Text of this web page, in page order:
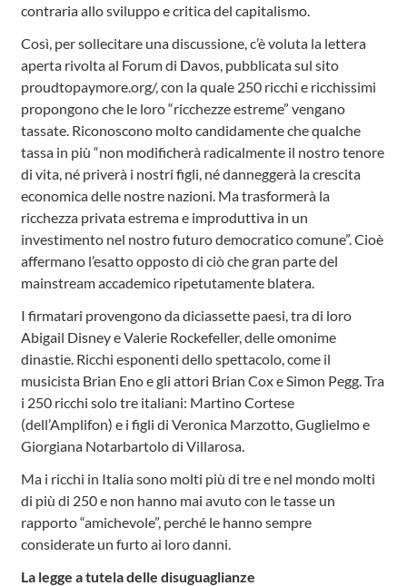
contraria allo sviluppo e critica del capitalismo.
Così, per sollecitare una discussione, c’è voluta la lettera
aperta rivolta al Forum di Davos, pubblicata sul sito
proudtopaymore.org/, con la quale 250 ricchi e ricchissimi
propongono che le loro “ricchezze estreme” vengano
tassate. Riconoscono molto candidamente che qualche
tassa in più “non modificherà radicalmente il nostro tenore
di vita, né priverà i nostri figli, né danneggerà la crescita
economica delle nostre nazioni. Ma trasformerà la
ricchezza privata estrema e improduttiva in un
investimento nel nostro futuro democratico comune”. Cioè
affermano l’esatto opposto di ciò che gran parte del
mainstream accademico ripetutamente blatera.
I firmatari provengono da diciassette paesi, tra di loro
Abigail Disney e Valerie Rockefeller, delle omonime
dinastie. Ricchi esponenti dello spettacolo, come il
musicista Brian Eno e gli attori Brian Cox e Simon Pegg. Tra
i 250 ricchi solo tre italiani: Martino Cortese
(dell’Amplifon) e i figli di Veronica Marzotto, Guglielmo e
Giorgiana Notarbartolo di Villarosa.
Ma i ricchi in Italia sono molti più di tre e nel mondo molti
di più di 250 e non hanno mai avuto con le tasse un
rapporto “amichevole”, perché le hanno sempre
considerate un furto ai loro danni.
La legge a tutela delle disuguaglianze